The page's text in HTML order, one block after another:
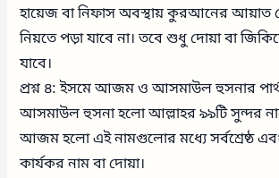
হায়েজ বা নিফাস অবস্থায় কুরআনের আয়াত
নিয়তে পড়া যাবে না। তবে শুধু দোয়া বা
যাবে।
প্রশ্ন ৪: ইসমে আজম ও আসমাউল হুসনার
আসমাউল হুসনা হলো আল্লাহর ৯৯টি সুন্দর
আজম হলো এই নামগুলোর মধ্যে সর্বশ্রেষ্ঠ
কার্যকর নাম বা দোয়া।